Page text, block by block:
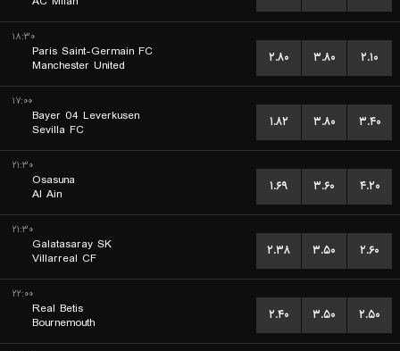
۱۸:۳۰
Paris Saint-Germain FC
Manchester United
۲.۸۰ ۳.۸۰ ۲.۱۰
۱۷:۰۰
Bayer 04 Leverkusen
Sevilla FC
۱.۸۲ ۳.۸۰ ۳.۴۰
۲۱:۳۰
Osasuna
Al Ain
۱.۶۹ ۳.۶۰ ۴.۲۰
۲۱:۳۰
Galatasaray SK
Villarreal CF
۲.۳۸ ۳.۵۰ ۲.۶۰
۲۲:۰۰
Real Betis
Bournemouth
۲.۴۰ ۳.۵۰ ۲.۵۰